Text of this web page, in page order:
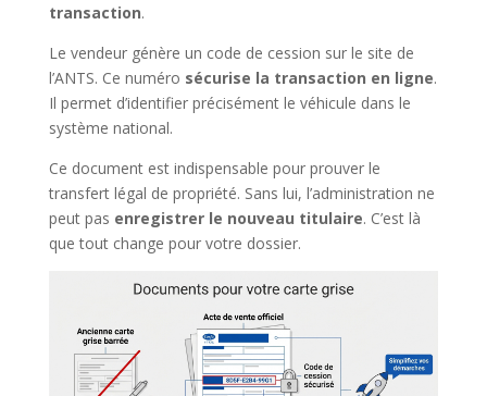
transaction.
Le vendeur génère un code de cession sur le site de
l’ANTS. Ce numéro sécurise la transaction en ligne.
Il permet d’identifier précisément le véhicule dans le
système national.
Ce document est indispensable pour prouver le
transfert légal de propriété. Sans lui, l’administration ne
peut pas enregistrer le nouveau titulaire. C’est là
que tout change pour votre dossier.